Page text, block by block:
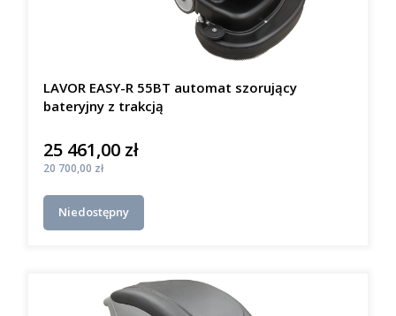
LAVOR EASY-R 55BT automat szorujący
bateryjny z trakcją
Cena
25 461,00 zł
Cena
20 700,00 zł
Niedostępny